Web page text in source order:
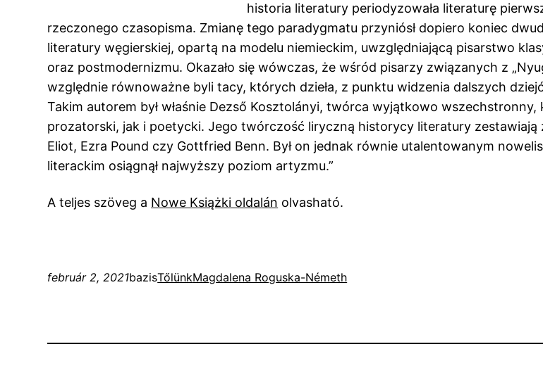
historia literatury periodyzowała literaturę
rzeczonego czasopisma. Zmianę tego paradygmatu przyniósł dopiero koniec
literatury węgierskiej, opartą na modelu niemieckim, uwzględniającą pisarstwo
oraz postmodernizmu. Okazało się wówczas, że wśród pisarzy związanych z
względnie równoważne byli tacy, których dzieła, z punktu widzenia dalszych
Takim autorem był właśnie Dezső Kosztolányi, twórca wyjątkowo
prozatorski, jak i poetycki. Jego twórczość liryczną historycy literatury
Eliot, Ezra Pound czy Gottfried Benn. Był on jednak równie utalentowanym
literackim osiągnął najwyższy poziom artyzmu.”
A teljes szöveg a Nowe Książki oldalán olvasható.
február 2, 2021bazisTőlünkMagdalena Roguska-Németh